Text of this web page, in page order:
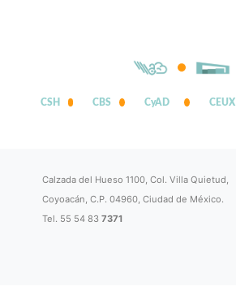
CSH CBS CyAD CEUX
Calzada del Hueso 1100, Col. Villa Quietud,
Coyoacán, C.P. 04960, Ciudad de México.
Tel. 55 54 837371